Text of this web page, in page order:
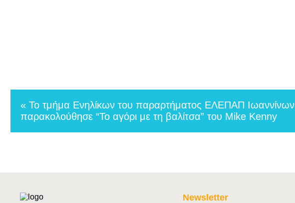
« Το τμήμα Ενηλίκων του παραρτήματος ΕΛΕΠΑΠ Ιωαννίνων
παρακολούθησε “Το αγόρι με τη βαλίτσα” του Μike Kenny
Newsletter